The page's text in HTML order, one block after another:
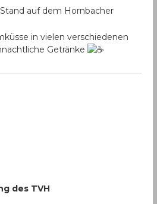
auf dem Hornbacher
in vielen verschiedenen
Getränke
des TVH